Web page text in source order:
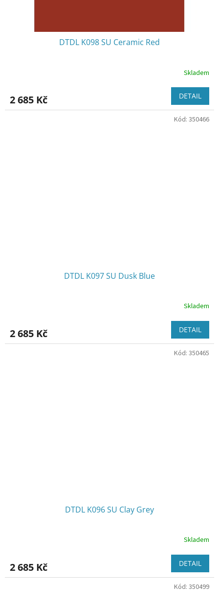
DTDL K098 SU Ceramic Red
Skladem
2 685 Kč DETAIL
DTDL K097 SU Dusk Blue
Skladem
2 685 Kč DETAIL
Kód: 350466
DTDL K096 SU Clay Grey
Skladem
2 685 Kč DETAIL
Kód: 350465
Kód: 350499